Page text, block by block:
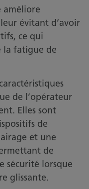
améliore
évitant d’avoir
ce qui
la fatigue de
de l’opérateur
Elles sont
de
et une
de
sécurité lorsque
glissante.